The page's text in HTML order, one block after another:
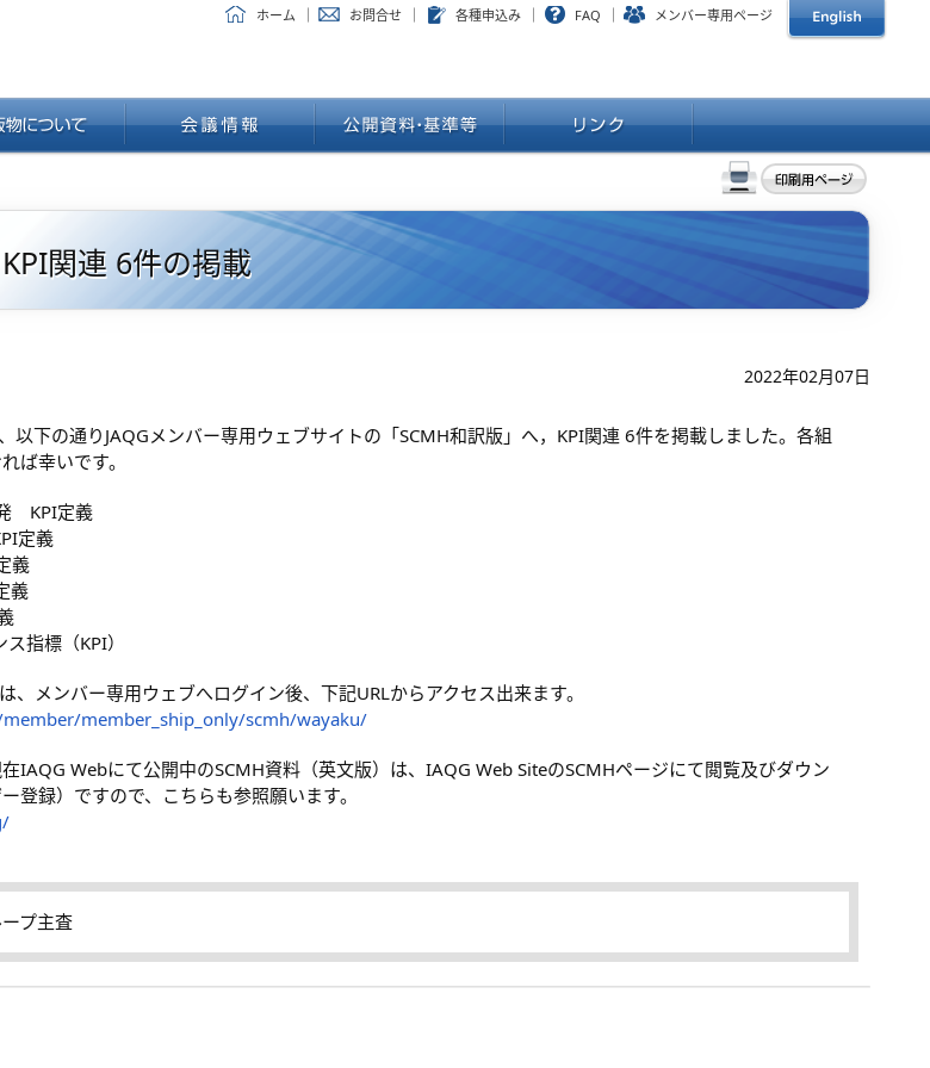
ホーム お問合せ 各種申込み FAQ メンバー専用ページ
関連 6件の掲載
2022年02月07日
以下の通りJAQGメンバー専用ウェブサイトの「SCMH和訳版」へ，KPI関連 6件を掲載しました。各組
ば幸いです。
KPI定義
定義
義
義
指標（KPI）
、メンバー専用ウェブへログイン後、下記URLからアクセス出来ます。
member_ship_only/scmh/wayaku/
IAQG Webにて公開中のSCMH資料（英文版）は、IAQG Web SiteのSCMHページにて閲覧及びダウン
登録）ですので、こちらも参照願います。
プ主査